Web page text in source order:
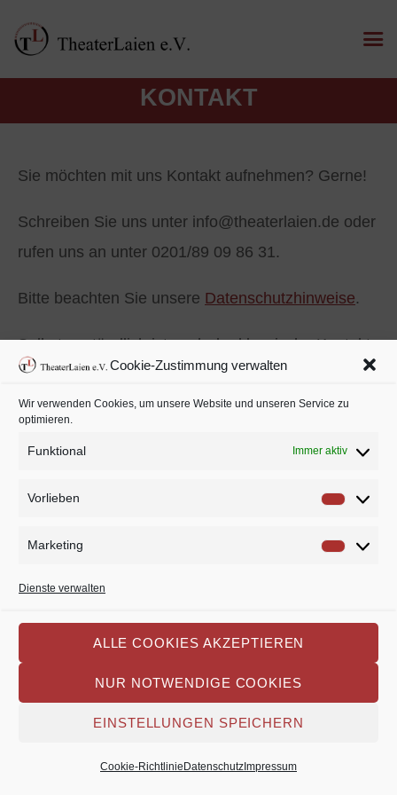
Cookie-Zustimmung verwalten
Wir verwenden Cookies, um unsere Website und unseren Service zu
optimieren.
Funktional Immer aktiv
Vorlieben
Marketing
Dienste verwalten
ALLE COOKIES AKZEPTIEREN
NUR NOTWENDIGE COOKIES
EINSTELLUNGEN SPEICHERN
Cookie-Richtlinie Datenschutz Impressum
KONTAKT
Sie möchten mit uns Kontakt aufnehmen? Gerne!
Schreiben Sie uns unter info@theaterlaien.de oder
rufen uns an unter 0201/89 09 86 31.
Bitte beachten Sie unsere Datenschutzhinweise.
Selbstverständlich ist auch der klassische Kontakt
per Post möglich. Unsere Adresse lautet:
TheaterLaien e.V.
Kaldemorgenweg 40
Copyright 2026 TheaterLaien e.V.